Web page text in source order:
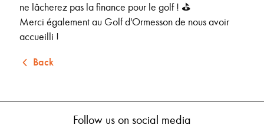
ne lâcherez pas la finance pour le golf ! ⛳
Merci également au Golf d'Ormesson de nous avoir
accueilli !
Back
Follow us on social media